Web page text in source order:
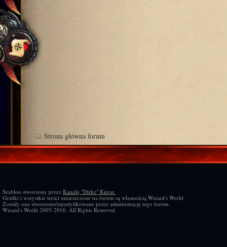
Strona główna forum
Szablon stworzony przez Kamilę "Dirke" Kierat.
Grafiki i wszystkie treści umieszczone na forum są własnością Wizard's World.
Zostały one stworzone/zmodyfikowane przez administrację tego forum.
Wizard's World 2005-2016. All Rights Reserved.